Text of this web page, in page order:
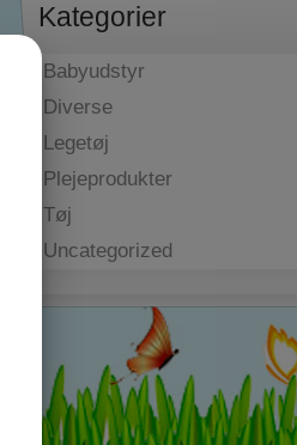
Kategorier
Babyudstyr
Diverse
Legetøj
Plejeprodukter
Tøj
Uncategorized